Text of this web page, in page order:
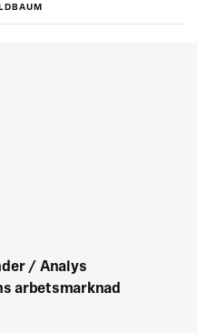
/ Analys
arbetsmarknad